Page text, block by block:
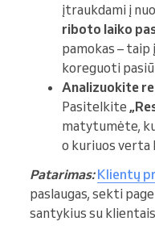
įtraukdami į
riboto laiko
pamokas –
koreguoti
Analizuokite
Pasitelkite
matytumėte,
o kuriuos verta
Patarimas: Klientų
paslaugas, sekti
santykius su